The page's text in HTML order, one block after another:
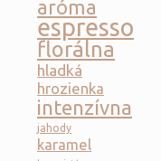
aróma
espresso
florálna
hladká
hrozienka
intenzívna
jahody
karamel